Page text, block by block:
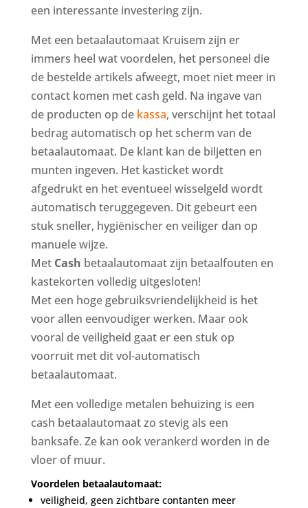
een interessante investering zijn.
Met een betaalautomaat Kruisem zijn er
immers heel wat voordelen, het personeel die
de bestelde artikels afweegt, moet niet meer in
contact komen met cash geld. Na ingave van
de producten op de kassa, verschijnt het totaal
bedrag automatisch op het scherm van de
betaalautomaat. De klant kan de biljetten en
munten ingeven. Het kasticket wordt
afgedrukt en het eventueel wisselgeld wordt
automatisch teruggegeven. Dit gebeurt een
stuk sneller, hygiënischer en veiliger dan op
manuele wijze.
Met Cash betaalautomaat zijn betaalfouten en
kastekorten volledig uitgesloten!
Met een hoge gebruiksvriendelijkheid is het
voor allen eenvoudiger werken. Maar ook
vooral de veiligheid gaat er een stuk op
voorruit met dit vol-automatisch
betaalautomaat.
Met een volledige metalen behuizing is een
cash betaalautomaat zo stevig als een
banksafe. Ze kan ook verankerd worden in de
vloer of muur.
Voordelen betaalautomaat:
veiligheid, geen zichtbare contanten meer